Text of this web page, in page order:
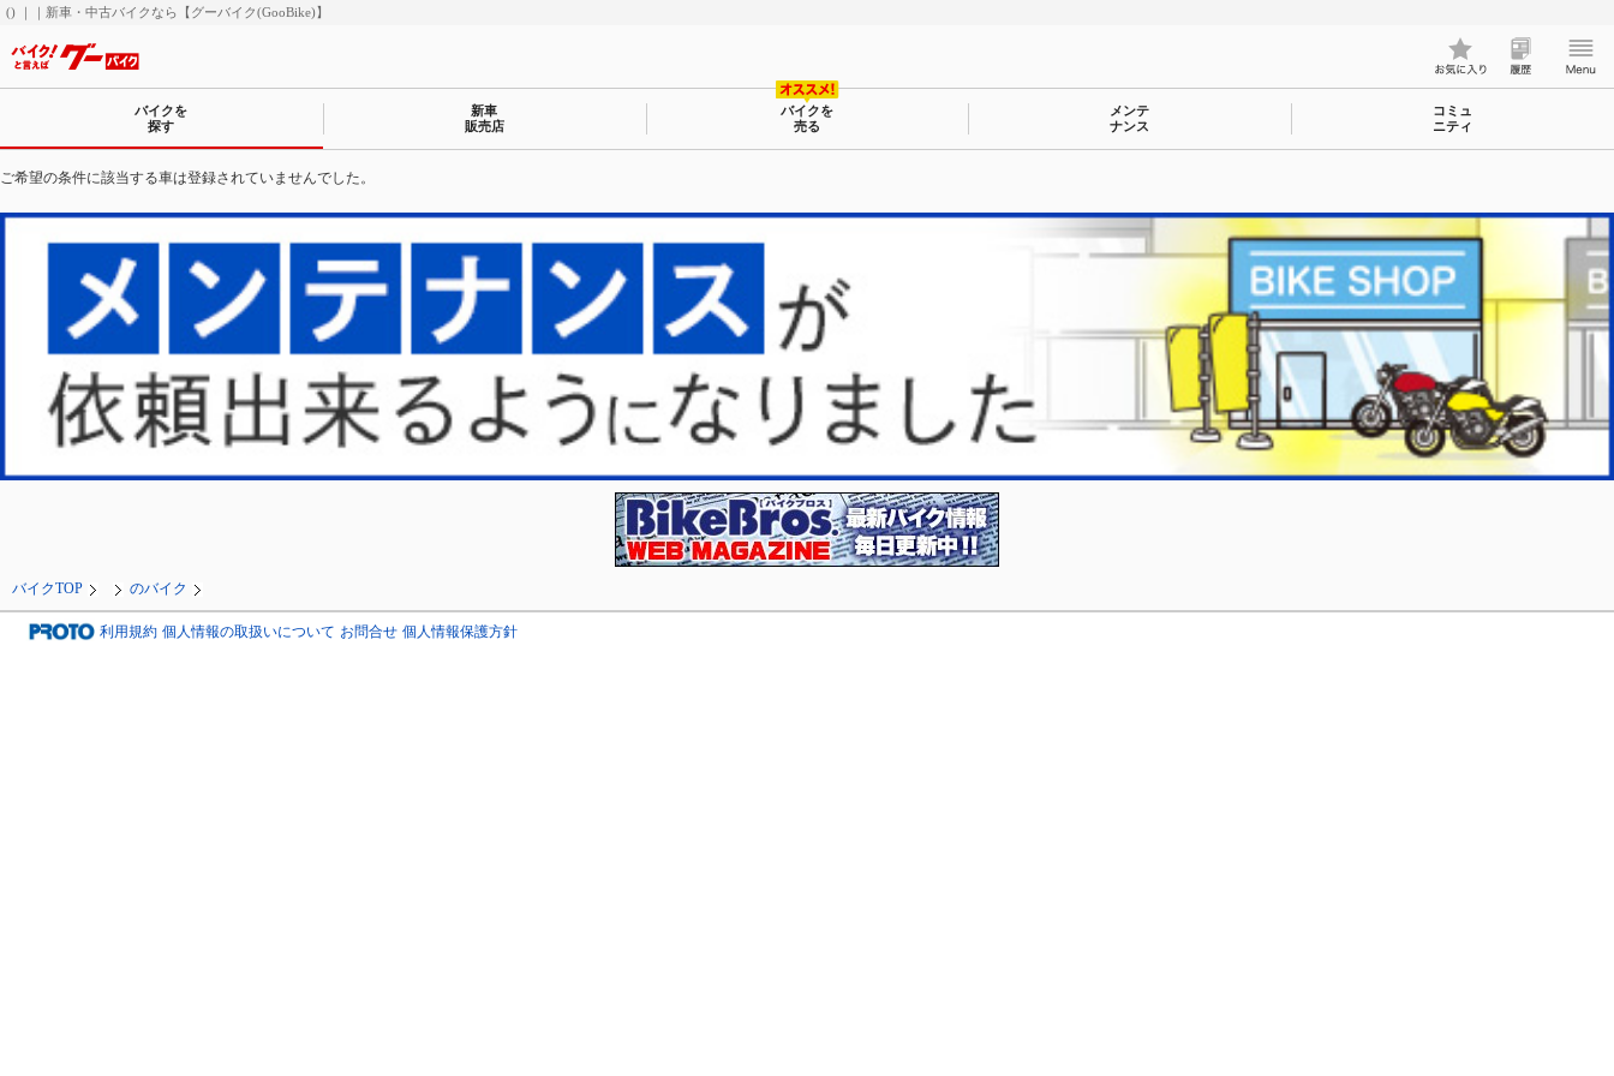
() ｜｜新車・中古バイクなら【グーバイク(GooBike)】
バイクを
探す
新車
販売店
バイクを
売る
メンテ
ナンス
コミュ
ニティ
ご希望の条件に該当する車は登録されていませんでした。
バイクTOP のバイク
利用規約 個人情報の取扱いについて お問合せ 個人情報保護方針